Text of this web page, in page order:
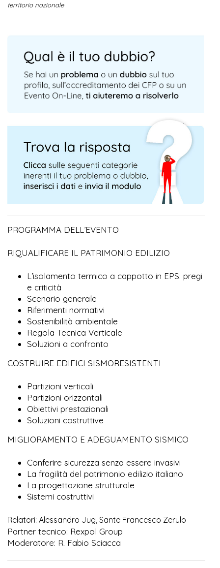
territorio nazionale
PROGRAMMA DELL’EVENTO
RIQUALIFICARE IL PATRIMONIO EDILIZIO
L’isolamento termico a cappotto in EPS: pregi
e criticità
Scenario generale
Riferimenti normativi
Sostenibilità ambientale
Regola Tecnica Verticale
Soluzioni a confronto
COSTRUIRE EDIFICI SISMORESISTENTI
Partizioni verticali
Partizioni orizzontali
Obiettivi prestazionali
Soluzioni costruttive
MIGLIORAMENTO E ADEGUAMENTO SISMICO
Conferire sicurezza senza essere invasivi
La fragilità del patrimonio edilizio italiano
La progettazione strutturale
Sistemi costruttivi
Relatori: Alessandro Jug, Sante Francesco Zerulo
Partner tecnico: Rexpol Group
Moderatore: R. Fabio Sciacca